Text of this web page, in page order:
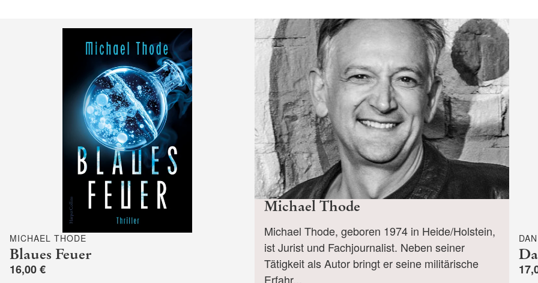
MICHAEL THODE
Blaues Feuer
16,00 €
Michael Thode
Michael Thode, geboren 1974 in Heide/Holstein,
ist Jurist und Fachjournalist. Neben seiner
Tätigkeit als Autor bringt er seine militärische
Erfahr...